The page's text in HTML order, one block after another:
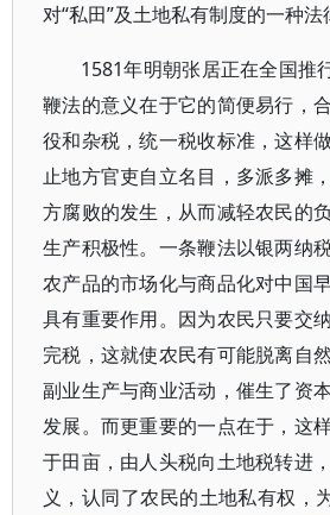
对“私田”及土地私有制度的一种法
1581年明朝张居正在全国推
鞭法的意义在于它的简便易行，
役和杂税，统一税收标准，这样
止地方官吏自立名目，多派多摊
方腐败的发生，从而减轻农民的
生产积极性。一条鞭法以银两纳
农产品的市场化与商品化对中国
具有重要作用。因为农民只要交
完税，这就使农民有可能脱离自
副业生产与商业活动，催生了资
发展。而更重要的一点在于，这
于田亩，由人头税向土地税转进
义，认同了农民的土地私有权，